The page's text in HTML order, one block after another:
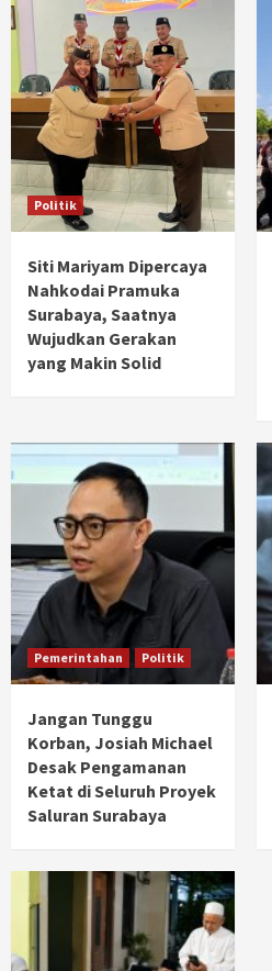
Politik
Siti Mariyam Dipercaya
Nahkodai Pramuka
Surabaya, Saatnya
Wujudkan Gerakan
yang Makin Solid
Pemerintahan Politik
Jangan Tunggu
Korban, Josiah Michael
Desak Pengamanan
Ketat di Seluruh Proyek
Saluran Surabaya